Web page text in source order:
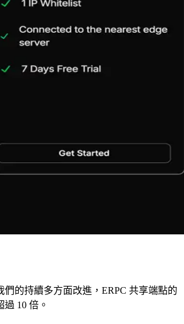
們的持續多方面改進，ERPC 共享端點的
10 倍。